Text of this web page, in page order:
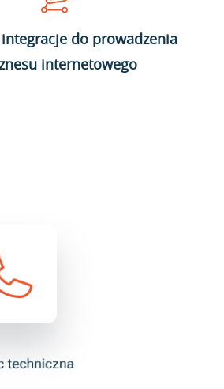
do prowadzenia
internetowego